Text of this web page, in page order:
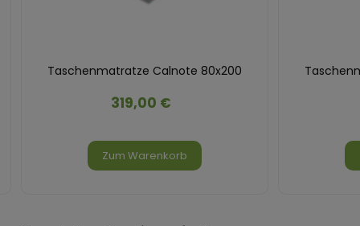
Taschenmatratze Calnote 80x200
319,00 €
Zum Warenkorb